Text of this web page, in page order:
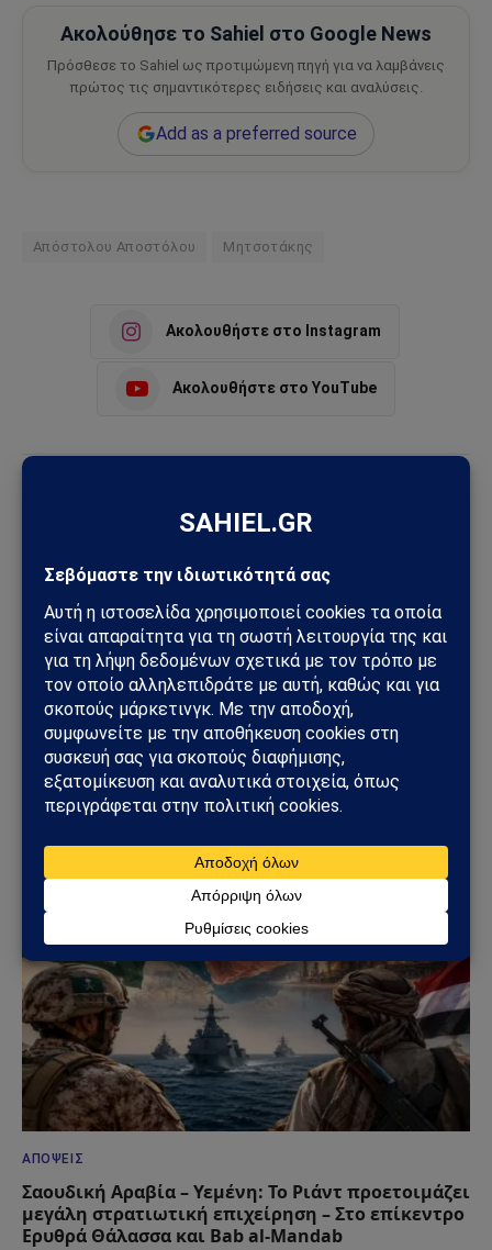
Ακολούθησε το Sahiel στο Google News
Πρόσθεσε το Sahiel ως προτιμώμενη πηγή για να λαμβάνεις
πρώτος τις σημαντικότερες ειδήσεις και αναλύσεις.
Add as a preferred source
Απόστολου Αποστόλου Μητσοτάκης
Ακολουθήστε στο Instagram
Ακολουθήστε στο YouTube
Twitter Pinterest
Sahiel Newsroom
Facebook
X
(Twitter)
Instagram
Tumblr
Το Sahiel.gr είναι ανεξάρτητη ψηφιακή πύλη ενημέρωσης
και ανάλυσης με έμφαση στη γεωπολιτική, τη διεθνή
ασφάλεια, τα εθνικά ζητήματα και τις διεθνείς εξελίξεις
που επηρεάζουν την Ελλάδα και τον ευρύτερο ελληνισμό.
ΑΠΌΨΕΙΣ
Σαουδική Αραβία – Υεμένη: Το Ριάντ προετοιμάζει
μεγάλη στρατιωτική επιχείρηση – Στο επίκεντρο
Ερυθρά Θάλασσα και Bab al-Mandab